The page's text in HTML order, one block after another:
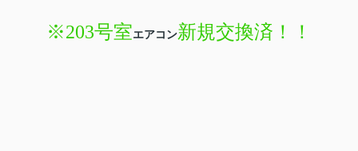
※203号室エアコン新規交換済！！